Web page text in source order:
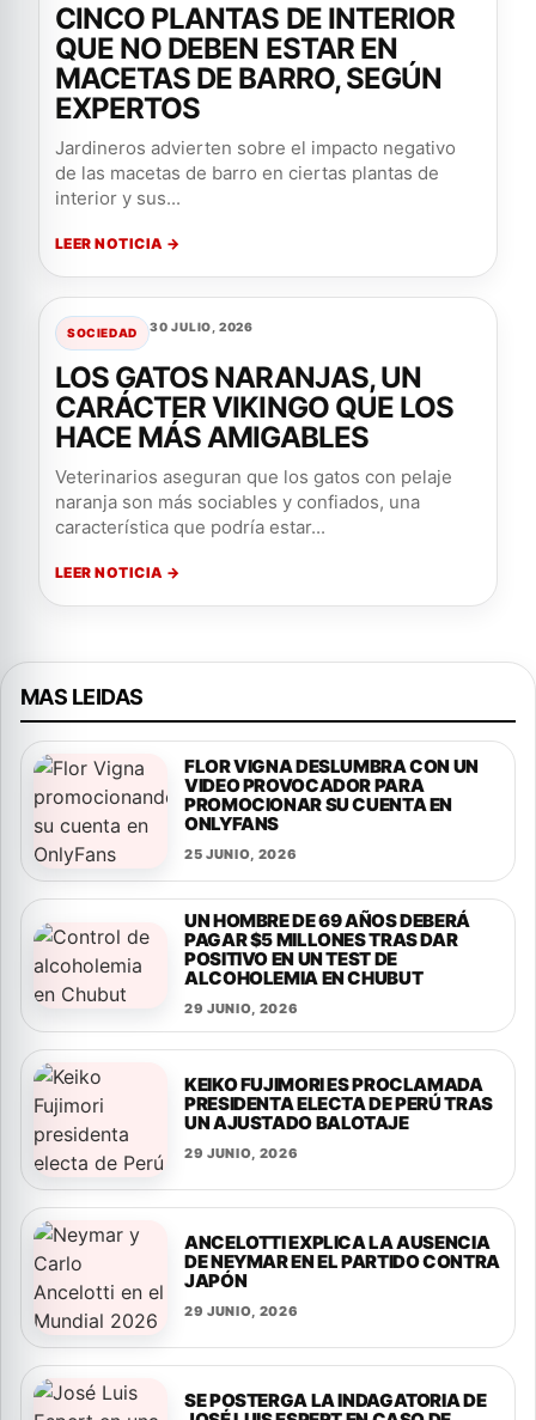
CINCO PLANTAS DE INTERIOR
QUE NO DEBEN ESTAR EN
MACETAS DE BARRO, SEGÚN
EXPERTOS
Jardineros advierten sobre el impacto negativo
de las macetas de barro en ciertas plantas de
interior y sus...
LEER NOTICIA →
SOCIEDAD 30 JULIO, 2026
LOS GATOS NARANJAS, UN
CARÁCTER VIKINGO QUE LOS
HACE MÁS AMIGABLES
Veterinarios aseguran que los gatos con pelaje
naranja son más sociables y confiados, una
característica que podría estar...
LEER NOTICIA →
MAS LEIDAS
FLOR VIGNA DESLUMBRA CON UN
VIDEO PROVOCADOR PARA
PROMOCIONAR SU CUENTA EN
ONLYFANS
25 JUNIO, 2026
UN HOMBRE DE 69 AÑOS DEBERÁ
PAGAR $5 MILLONES TRAS DAR
POSITIVO EN UN TEST DE
ALCOHOLEMIA EN CHUBUT
29 JUNIO, 2026
KEIKO FUJIMORI ES PROCLAMADA
PRESIDENTA ELECTA DE PERÚ TRAS
UN AJUSTADO BALOTAJE
29 JUNIO, 2026
ANCELOTTI EXPLICA LA AUSENCIA
DE NEYMAR EN EL PARTIDO CONTRA
JAPÓN
29 JUNIO, 2026
SE POSTERGA LA INDAGATORIA DE